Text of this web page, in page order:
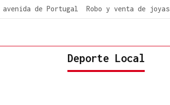
de Portugal Robo y venta de joyas
Deporte Local